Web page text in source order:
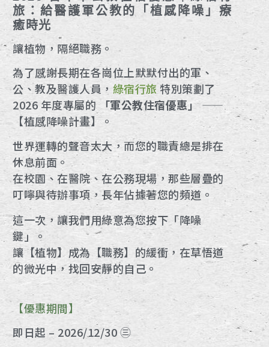
旅：給醫護軍公教的「植感降噪」療
癒時光
讓植物，隔絕職務。
為了感謝長期在各崗位上默默付出的軍、
公、教及醫護人員， 綠宿行旅特別策劃了
2026 年度專屬的
「軍公教住宿優惠」——
【植感降噪計畫】。
世界運轉的聲音太大，而您的職責總是排在
休息前面。
在校園、在醫院、在公務現場，那些層疊的
叮嚀與待辦事項，長年佔據著您的頻道。
這一次，讓我們用綠意為您按下「降噪
鍵」。
讓【植物】成為【職務】的緩衝，在草悟道
的微光中，找回安靜的自己。
【優惠期間】
即日起 – 2026/12/30 ㊂